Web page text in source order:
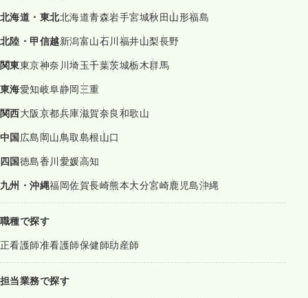
北海道・東北北海道青森岩手宮城秋田 山形福島
北陸・甲信越新潟富山石川 福井山梨長野
関東東京神奈川埼玉千葉茨城栃木群馬
東海愛知岐阜静岡三重
関西大阪京都兵庫滋賀奈良和歌山
中国 広島 岡山鳥取島根山口
四国徳島香川 愛媛高知
九州・沖縄福岡佐賀長崎熊本大分宮崎鹿児島沖縄
職種で探す
正看護師准看護師保健師助産師
担当業務で探す